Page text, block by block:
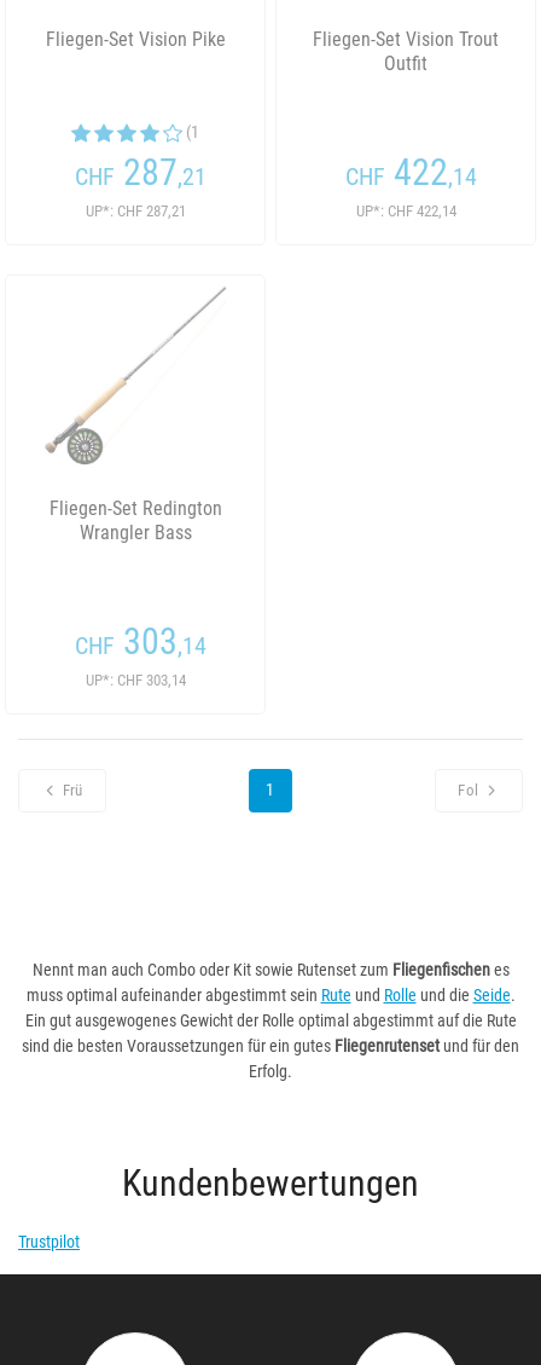
Fliegen-Set Vision Pike
(1
Kundenrezensionen)
CHF 287,21
UP*: CHF 287,21
Fliegen-Set Vision Trout
Outfit
CHF 422,14
UP*: CHF 422,14
Fliegen-Set Redington
Wrangler Bass
CHF 303,14
UP*: CHF 303,14
Frü 1 Fol
Nennt man auch Combo oder Kit sowie Rutenset zum Fliegenfischenes
muss optimal aufeinander abgestimmt sein Rute und Rolle und die Seide.
Ein gut ausgewogenes Gewicht der Rolle optimal abgestimmt auf die Rute
sind die besten Voraussetzungen für ein gutes Fliegenrutensetund für den
Erfolg.
Kundenbewertungen
Trustpilot